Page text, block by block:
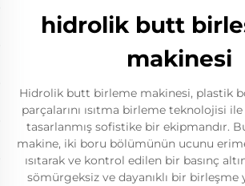
hidrolik butt
makinesi
Hidrolik butt birleme makinesi, plastik
parçalarını ısıtma birleme teknolojisi
tasarlanmış sofistike bir ekipmandır.
makine, iki boru bölümünün ucunu
ısıtarak ve kontrol edilen bir basınç
sömürgeksiz ve dayanıklı bir birleşme